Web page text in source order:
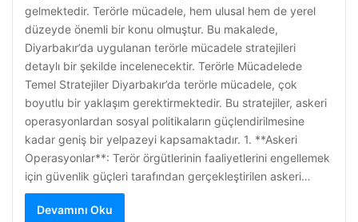
gelmektedir. Terörle mücadele, hem ulusal hem de yerel
düzeyde önemli bir konu olmuştur. Bu makalede,
Diyarbakır’da uygulanan terörle mücadele stratejileri
detaylı bir şekilde incelenecektir. Terörle Mücadelede
Temel Stratejiler Diyarbakır’da terörle mücadele, çok
boyutlu bir yaklaşım gerektirmektedir. Bu stratejiler, askeri
operasyonlardan sosyal politikaların güçlendirilmesine
kadar geniş bir yelpazeyi kapsamaktadır. 1. **Askeri
Operasyonlar**: Terör örgütlerinin faaliyetlerini engellemek
için güvenlik güçleri tarafından gerçekleştirilen askeri…
Devamını Oku